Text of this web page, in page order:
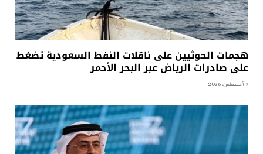
هجمات الحوثيين على ناقلات النفط السعودية تضغط
على صادرات الرياض عبر البحر الأحمر
7 أغسطس، 2026